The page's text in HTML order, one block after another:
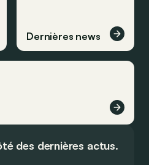
Dernières news
des dernières actus.